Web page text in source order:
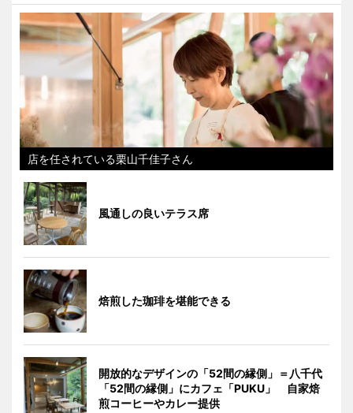
店を任されている栗山千佳子さん
風通しの良いテラス席
焙煎した珈琲を堪能できる
開放的なデザインの「52間の縁側」＝八千代
「52間の縁側」にカフェ「PUKU」 自家焙
煎コーヒーやカレー提供